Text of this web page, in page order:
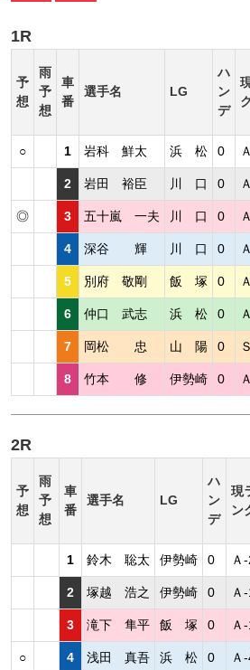
1R
予
想
雨
予
想
車
番
選手名 LG
ハ
ン
デ
ク
○ 1 岩科 鮮太 浜 松 0
2 岩田 裕臣 川 口 0
◎ 3 五十嵐 一夫 川 口 0
4 深谷 輝 川 口 0
5 別府 敬剛 飯 塚 0
6 仲口 武志 浜 松 0
7 岡松 忠 山 陽 0
8 竹本 修 伊勢崎 0
2R
予
想
雨
予
想
車
番
選手名 LG
ハ
ン
デ
現
ン
1 鈴木 聡太 伊勢崎 0 Ａ
2 塚越 浩之 伊勢崎 0 Ａ-
3 滝下 隼平 飯 塚 0 Ａ
○ 4 浅田 真吾 浜 松 0 Ａ